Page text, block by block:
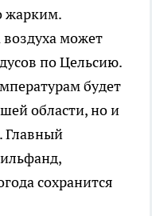
жарким.
воздуха может
по Цельсию.
будет
области, но и
Главный
сохранится